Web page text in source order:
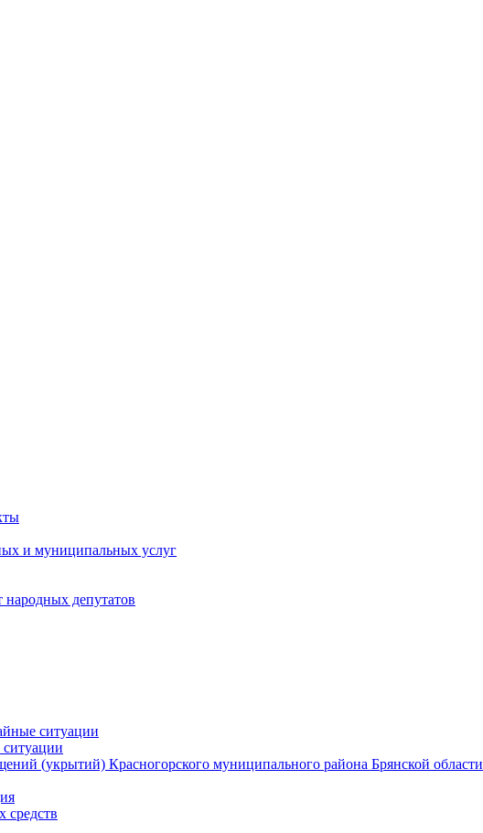
и муниципальных услуг
депутатов
ситуации
(укрытий) Красногорского муниципального района Брянской области
средств